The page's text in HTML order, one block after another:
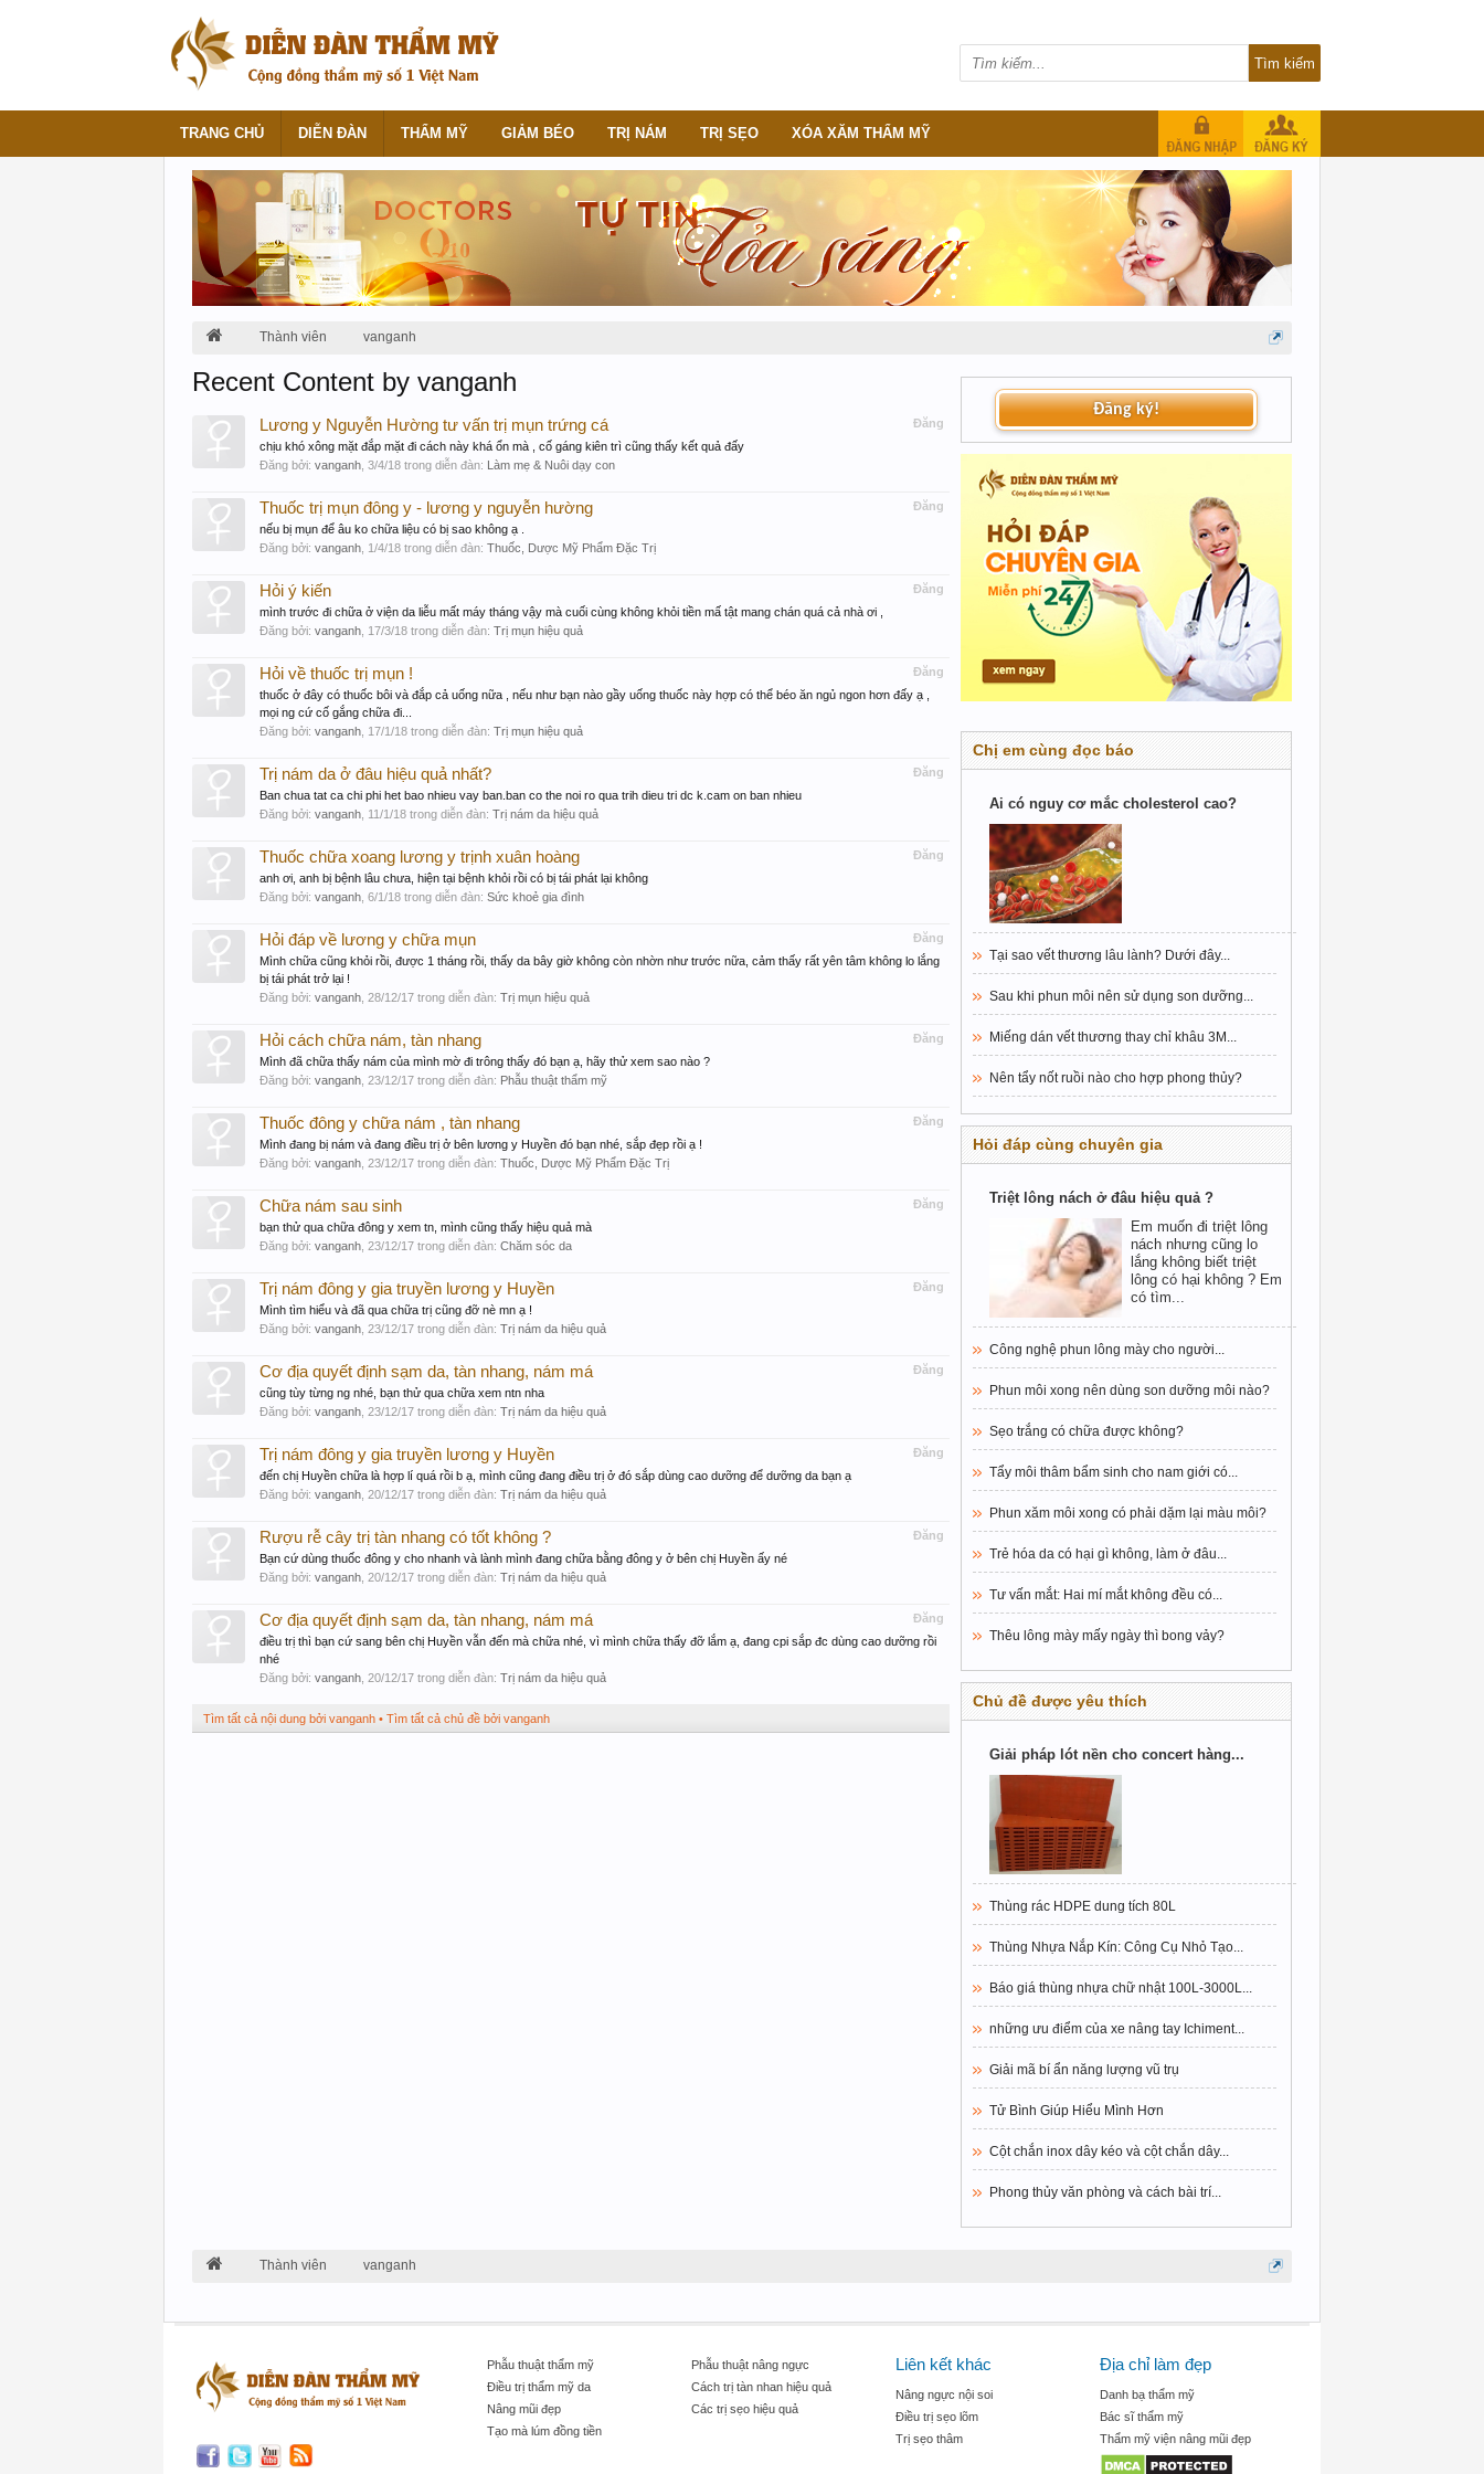
Thành viên vanganh
Recent Content by vanganh
Đăng
Lương y Nguyễn Hường tư vấn trị mụn trứng cá
chịu khó xông mặt đắp mặt đi cách này khá ổn mà , cố gáng kiên trì cũng thấy kết quả đấy
Đăng bởi: vanganh 3/4/18 trong diễn đàn: Làm mẹ & Nuôi dạy con
Đăng
Thuốc trị mụn đông y - lương y nguyễn hường
nếu bị mụn để âu ko chữa liệu có bị sao không ạ .
Đăng bởi: vanganh 1/4/18 trong diễn đàn: Thuốc, Dược Mỹ Phẩm Đặc Trị
Đăng
Hỏi ý kiến
mình trước đi chữa ở viện da liễu mất máy tháng vậy mà cuối cùng không khỏi tiền mấ tật mang chán quá cả nhà ơi ,
Đăng bởi: vanganh 17/3/18 trong diễn đàn: Trị mụn hiệu quả
Đăng
Hỏi về thuốc trị mụn !
thuốc ở đây có thuốc bôi và đắp cả uống nữa , nếu như bạn nào gầy uống thuốc này hợp có thể béo ăn ngủ ngon hơn đấy ạ ,
mọi ng cứ cố gắng chữa đi...
Đăng bởi: vanganh 17/1/18 trong diễn đàn: Trị mụn hiệu quả
Đăng
Trị nám da ở đâu hiệu quả nhất?
Ban chua tat ca chi phi het bao nhieu vay ban.ban co the noi ro qua trih dieu tri dc k.cam on ban nhieu
Đăng bởi: vanganh 11/1/18 trong diễn đàn: Trị nám da hiệu quả
Đăng
Thuốc chữa xoang lương y trịnh xuân hoàng
anh ơi, anh bị bệnh lâu chưa, hiện tại bệnh khỏi rồi có bị tái phát lại không
Đăng bởi: vanganh 6/1/18 trong diễn đàn: Sức khoẻ gia đình
Đăng
Hỏi đáp về lương y chữa mụn
Mình chữa cũng khỏi rồi, được 1 tháng rồi, thấy da bây giờ không còn nhờn như trước nữa, cảm thấy rất yên tâm không lo lắng
bị tái phát trở lại !
Đăng bởi: vanganh 28/12/17 trong diễn đàn: Trị mụn hiệu quả
Đăng
Hỏi cách chữa nám, tàn nhang
Mình đã chữa thấy nám của mình mờ đi trông thấy đó bạn ạ, hãy thử xem sao nào ?
Đăng bởi: vanganh 23/12/17 trong diễn đàn: Phẫu thuật thẩm mỹ
Đăng
Thuốc đông y chữa nám , tàn nhang
Mình đang bị nám và đang điều trị ở bên lương y Huyền đó bạn nhé, sắp đẹp rồi ạ !
Đăng bởi: vanganh 23/12/17 trong diễn đàn: Thuốc, Dược Mỹ Phẩm Đặc Trị
Đăng
Chữa nám sau sinh
bạn thử qua chữa đông y xem tn, mình cũng thấy hiệu quả mà
Đăng bởi: vanganh 23/12/17 trong diễn đàn: Chăm sóc da
Đăng
Trị nám đông y gia truyền lương y Huyền
Mình tìm hiểu và đã qua chữa trị cũng đỡ nè mn ạ !
Đăng bởi: vanganh 23/12/17 trong diễn đàn: Trị nám da hiệu quả
Đăng
Cơ địa quyết định sạm da, tàn nhang, nám má
cũng tùy từng ng nhé, bạn thử qua chữa xem ntn nha
Đăng bởi: vanganh 23/12/17 trong diễn đàn: Trị nám da hiệu quả
Đăng
Trị nám đông y gia truyền lương y Huyền
đến chị Huyền chữa là hợp lí quá rồi b ạ, mình cũng đang điều trị ở đó sắp dùng cao dưỡng để dưỡng da bạn ạ
Đăng bởi: vanganh 20/12/17 trong diễn đàn: Trị nám da hiệu quả
Đăng
Rượu rễ cây trị tàn nhang có tốt không ?
Bạn cứ dùng thuốc đông y cho nhanh và lành mình đang chữa bằng đông y ở bên chị Huyền ấy né
Đăng bởi: vanganh 20/12/17 trong diễn đàn: Trị nám da hiệu quả
Đăng
Cơ địa quyết định sạm da, tàn nhang, nám má
điều trị thì bạn cứ sang bên chị Huyền vẫn đến mà chữa nhé, vì mình chữa thấy đỡ lắm ạ, đang cpi sắp đc dùng cao dưỡng rồi
nhé
Đăng bởi: vanganh 20/12/17 trong diễn đàn: Trị nám da hiệu quả
Tìm tất cả nội dung bởi vanganh Tìm tất cả chủ đề bởi vanganh
Đăng ký!
Chị em cùng đọc báo
Ai có nguy cơ mắc cholesterol cao?
Tại sao vết thương lâu lành? Dưới đây...
Sau khi phun môi nên sử dụng son dưỡng...
Miếng dán vết thương thay chỉ khâu 3M...
Nên tẩy nốt ruồi nào cho hợp phong thủy?
Hỏi đáp cùng chuyên gia
Triệt lông nách ở đâu hiệu quả ?
Em muốn đi triệt lông
nách nhưng cũng lo
lắng không biết triệt
lông có hại không ? Em
có tìm...
Công nghệ phun lông mày cho người...
Phun môi xong nên dùng son dưỡng môi nào?
Sẹo trắng có chữa được không?
Tẩy môi thâm bẩm sinh cho nam giới có...
Phun xăm môi xong có phải dặm lại màu môi?
Trẻ hóa da có hại gì không, làm ở đâu...
Tư vấn mắt: Hai mí mắt không đều có...
Thêu lông mày mấy ngày thì bong vảy?
Chủ đề được yêu thích
Giải pháp lót nền cho concert hàng...
Thùng rác HDPE dung tích 80L
Thùng Nhựa Nắp Kín: Công Cụ Nhỏ Tạo...
Báo giá thùng nhựa chữ nhật 100L-3000L...
những ưu điểm của xe nâng tay Ichiment...
Giải mã bí ẩn năng lượng vũ trụ
Tử Bình Giúp Hiểu Mình Hơn
Cột chắn inox dây kéo và cột chắn dây...
Phong thủy văn phòng và cách bài trí...
Thành viên vanganh
TRANG CHỦ DIỄN ĐÀN THẨM MỸ GIẢM BÉO TRỊ NÁM TRỊ SẸO XÓA XĂM THẨM MỸ
Phẫu thuật thẩm mỹ
Điều trị thẩm mỹ da
Nâng mũi đẹp
Tạo mà lúm đồng tiền
Phẫu thuật nâng ngực
Cách trị tàn nhan hiệu quả
Các trị sẹo hiệu quả
Liên kết khác
Nâng ngực nội soi
Điều trị sẹo lõm
Trị sẹo thâm
Địa chỉ làm đẹp
Danh bạ thẩm mỹ
Bác sĩ thẩm mỹ
Thẩm mỹ viện nâng mũi đẹp